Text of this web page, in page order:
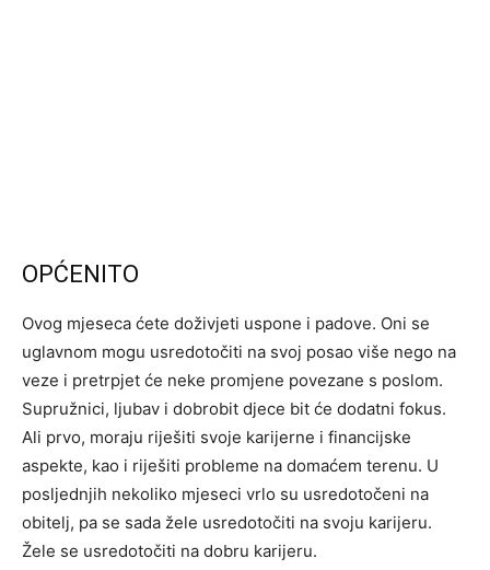
OPĆENITO
Ovog mjeseca ćete doživjeti uspone i padove. Oni se
uglavnom mogu usredotočiti na svoj posao više nego na
veze i pretrpjet će neke promjene povezane s poslom.
Supružnici, ljubav i dobrobit djece bit će dodatni fokus.
Ali prvo, moraju riješiti svoje karijerne i financijske
aspekte, kao i riješiti probleme na domaćem terenu. U
posljednjih nekoliko mjeseci vrlo su usredotočeni na
obitelj, pa se sada žele usredotočiti na svoju karijeru.
Žele se usredotočiti na dobru karijeru.